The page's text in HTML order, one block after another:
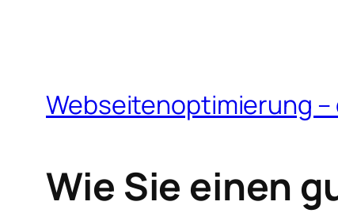
Webseitenoptimierung
Wie Sie einen